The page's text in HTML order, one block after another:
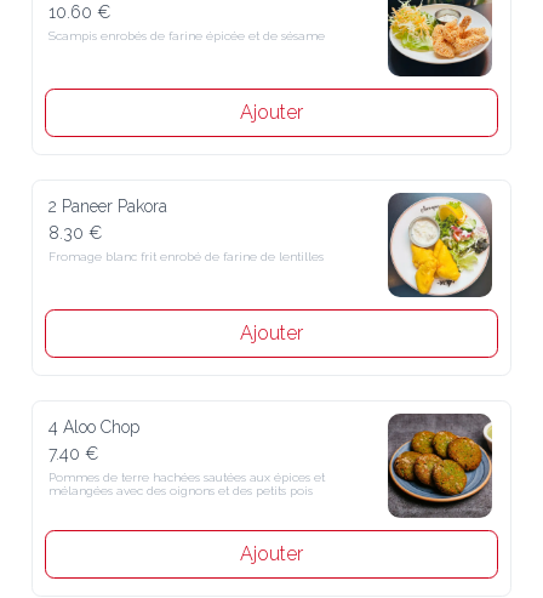
10.60 €
Scampis enrobés de farine épicée et de sésame
Ajouter
2 Paneer Pakora
8.30 €
Fromage blanc frit enrobé de farine de lentilles
Ajouter
4 Aloo Chop
7.40 €
Pommes de terre hachées sautées aux épices et mélangées avec des
oignons et des petits pois
Ajouter